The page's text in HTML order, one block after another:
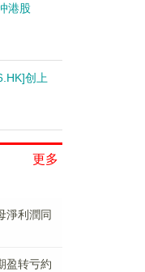
港股
创上
更多
淨利潤同
盈转亏約